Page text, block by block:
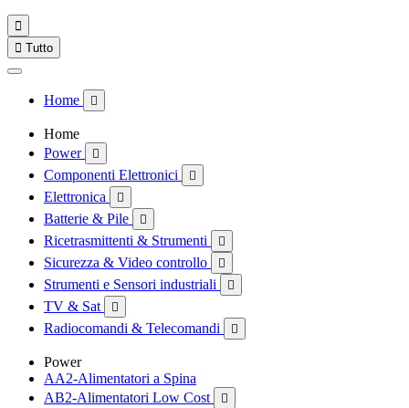

 Tutto
Home 
Home
Power

Componenti Elettronici 
Elettronica 
Batterie & Pile 
Ricetrasmittenti & Strumenti 
Sicurezza & Video controllo 
Strumenti e Sensori industriali 
TV & Sat 
Radiocomandi & Telecomandi 
Power
AA2-Alimentatori a Spina
AB2-Alimentatori Low Cost
